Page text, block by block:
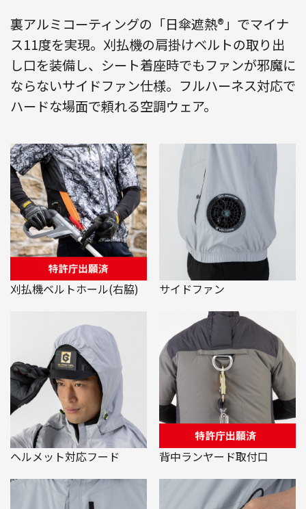
裏アルミコーティングの「日傘遮熱®」でマイナ
ス11度を実現。刈払機の肩掛けベルトの取り出
し口を装備し、シート着座時でもファンが邪魔に
ならないサイドファン仕様。フルハーネス対応で
ハードな場面で頼れる空調ウェア。
刈払機ベルトホール(右脇) サイドファン
ヘルメット対応フード 背中ランヤード取付口